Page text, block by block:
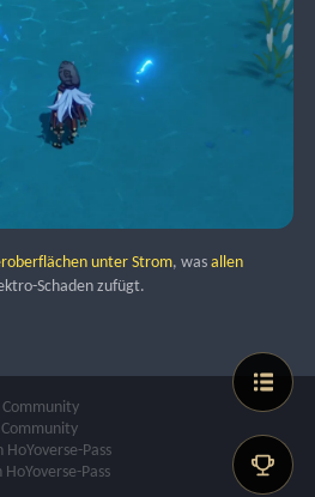
unter Strom, was allen
Schaden zufügt.
Pass
Pass